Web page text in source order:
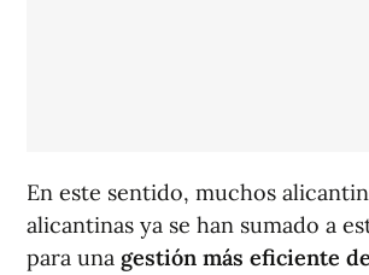
En este sentido, muchos
alicantinas ya se han sumado a
para una gestión más eficiente